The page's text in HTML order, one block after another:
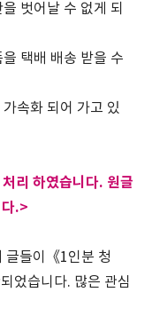
벗어날 수 없게 되
택배 배송 받을 수
속화 되어 가고 있
리 하였습니다. 원글
.>
글들이《1인분 청
었습니다. 많은 관심